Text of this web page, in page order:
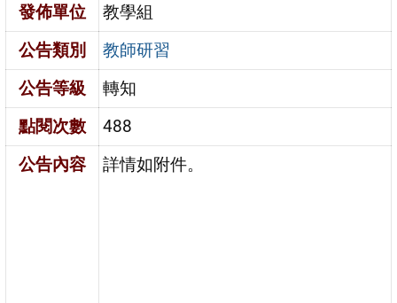
發佈單位
教學組
公告類別
教師研習
公告等級
轉知
點閱次數
488
公告內容
詳情如附件。